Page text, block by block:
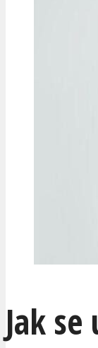
Jak